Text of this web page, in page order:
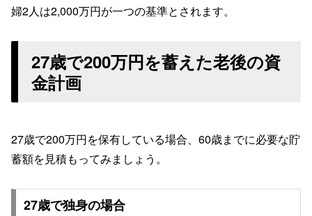
婦2人は2,000万円が一つの基準とされます。
27歳で200万円を蓄えた老後の資
金計画
27歳で200万円を保有している場合、60歳までに必要な貯
蓄額を見積もってみましょう。
27歳で独身の場合